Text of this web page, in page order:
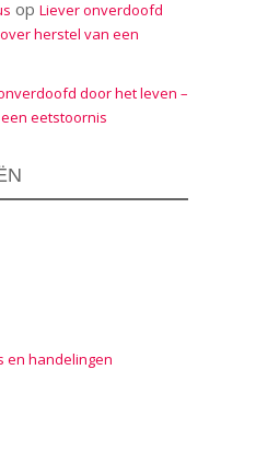
op Liever onverdoofd
herstel van een
door het leven –
eetstoornis
en handelingen